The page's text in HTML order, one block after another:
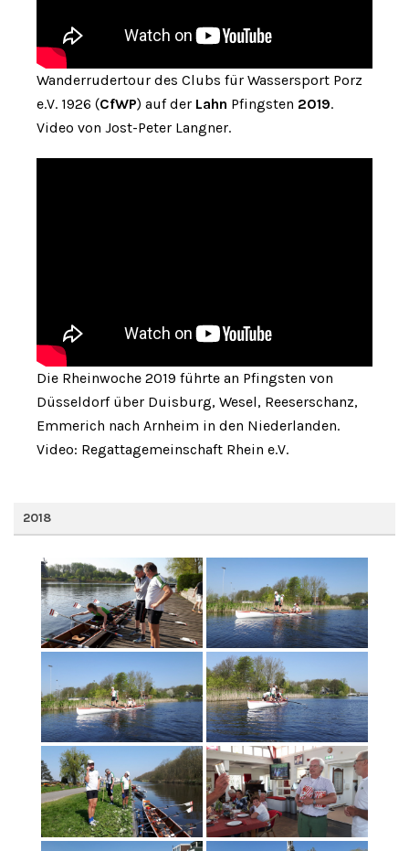
Wanderrudertour des Clubs für Wassersport Porz
e.V. 1926 (CfWP) auf der Lahn Pfingsten 2019.
Video von Jost-Peter Langner.
Die Rheinwoche 2019 führte an Pfingsten von
Düsseldorf über Duisburg, Wesel, Reeserschanz,
Emmerich nach Arnheim in den Niederlanden.
Video: Regattagemeinschaft Rhein e.V.
2018